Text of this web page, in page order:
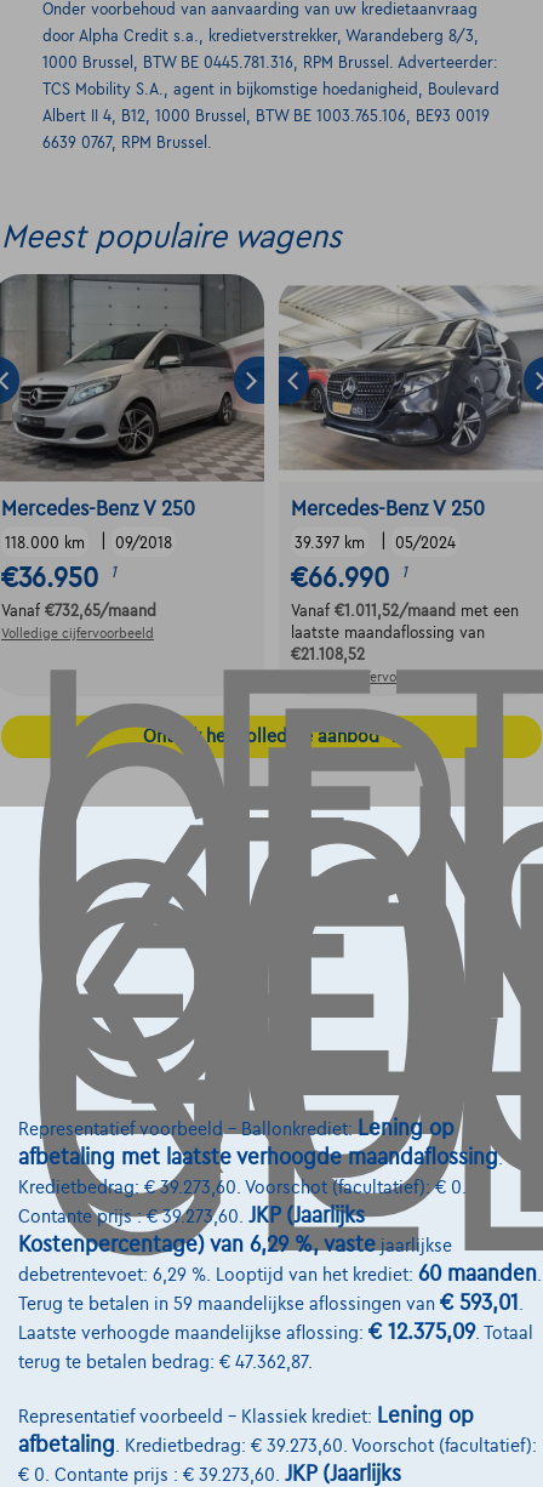
Onder voorbehoud van aanvaarding van uw kredietaanvraag
door Alpha Credit s.a., kredietverstrekker, Warandeberg 8/3,
1000 Brussel, BTW BE 0445.781.316, RPM Brussel. Adverteerder:
TCS Mobility S.A., agent in bijkomstige hoedanigheid, Boulevard
Albert II 4, B12, 1000 Brussel, BTW BE 1003.765.106, BE93 0019
6639 0767, RPM Brussel.
Meest populaire wagens
Mercedes-Benz V 250
118.000 km 09/2018
€36.950 1
Vanaf €732,65/maand
Volledige cijfervoorbeeld
Mercedes-Benz V 250
39.397 km 05/2024
€66.990 1
Vanaf €1.011,52/maand met een
laatste maandaflossing van
€21.108,52
Volledige cijfervoorbeeld
Ontdek het volledige aanbod
OP,
Representatief voorbeeld – Ballonkrediet: Lening op
afbetaling met laatste verhoogde maandaflossing.
Kredietbedrag: € 39.273,60. Voorschot (facultatief): € 0.
Contante prijs : € 39.273,60. JKP (Jaarlijks
Kostenpercentage) van 6,29 %, vaste jaarlijkse
debetrentevoet: 6,29 %. Looptijd van het krediet: 60 maanden
Terug te betalen in 59 maandelijkse aflossingen van € 593,01
Laatste verhoogde maandelijkse aflossing: € 12.375,09. Totaal
terug te betalen bedrag: € 47.362,87.
Representatief voorbeeld – Klassiek krediet: Lening op
afbetaling . Kredietbedrag: € 39.273,60. Voorschot (facultatief):
€ 0. Contante prijs : € 39.273,60. JKP (Jaarlijks
Contact
info@touringcarselect.be
Koning Albert II-laan 4, B12
1000 Brussel
Diensten & Oplossingen
Pechverhelping verzekering
Financiering
Autoverzekering
Over Ons